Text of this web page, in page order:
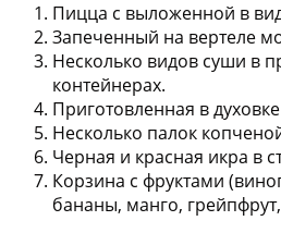
Пицца с выложенной в
Запеченный на вертеле
Несколько видов суши в
контейнерах.
Приготовленная в
Несколько палок
Черная и красная икра в
Корзина с фруктами
бананы, манго,